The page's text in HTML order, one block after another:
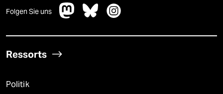
Folgen Sie uns
Ressorts
Politik